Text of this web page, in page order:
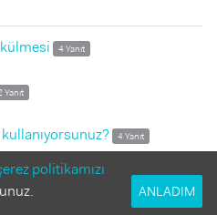
4 Yanıt
Yanıt
4 Yanıt
bebekle tatil hakkında
politikamızı
ANLADIM